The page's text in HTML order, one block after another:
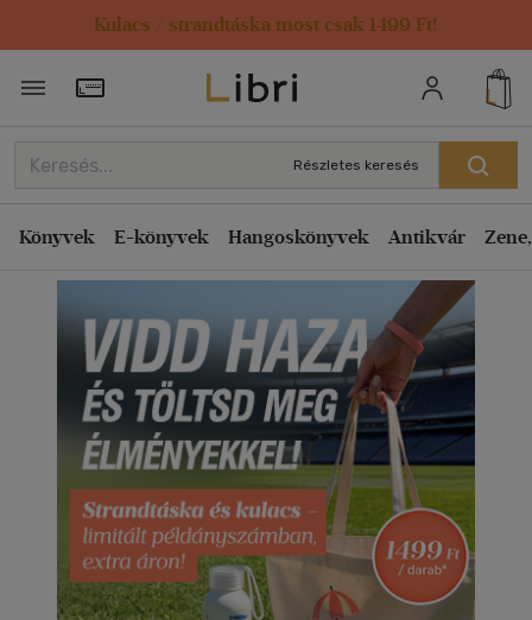
Kulacs / strandtáska most csak 1499 Ft!
Törzsvásárlói Kártya adatai
Részletes keresés
Könyvek E-könyvek Hangoskönyvek Antikvár